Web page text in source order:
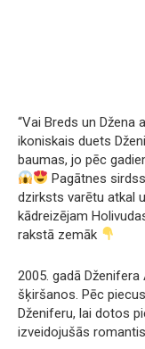
“Vai Breds un Džena
ikoniskais duets
baumas, jo pēc
Pagātnes
dzirksts varētu atkal
kādreizējam
rakstā zemāk
2005. gadā
šķiršanos. Pēc
Dženiferu, lai dotos
izveidojušās